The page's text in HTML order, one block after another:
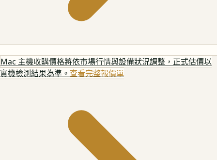
Mac 主機收購價格將依市場行情與設備狀況調整，正式估價以
實機檢測結果為準。 查看完整報價單